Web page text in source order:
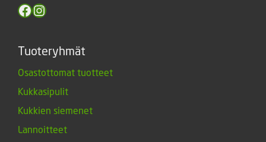
Facebook
Instagram
Tuoteryhmät
Osastottomat tuotteet
Kukkasipulit
Kukkien siemenet
Lannoitteet